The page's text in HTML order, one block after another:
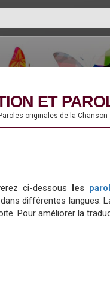
ET
originales de la Chanson
ci-dessous les
dans différentes langues.
Pour améliorer la